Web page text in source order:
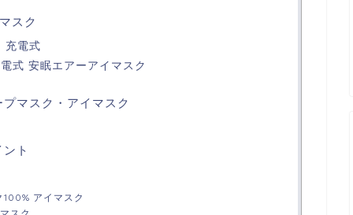
スク
充電式
式 安眠エアーアイマスク
マスク・アイマスク
ト
100% アイマスク